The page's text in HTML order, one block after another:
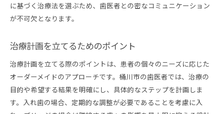
に基づく治療法を選ぶため、歯医者との密なコミュニケーション
が不可欠となります。
治療計画を立てるためのポイント
治療計画を立てる際のポイントは、患者の個々のニーズに応じた
オーダーメイドのアプローチです。桶川市の歯医者では、治療の
目的や希望する結果を明確にし、具体的なステップを計画しま
す。入れ歯の場合、定期的な調整が必要であることを考慮に入